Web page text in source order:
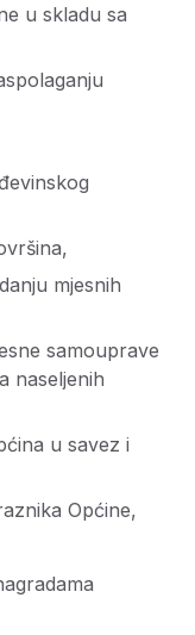
u skladu sa
mjesnih
samouprave
naseljenih
u savez i
Općine,